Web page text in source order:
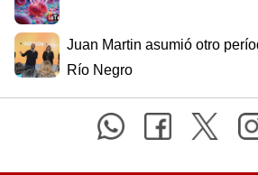
Juan Martin asumió otro
Río Negro